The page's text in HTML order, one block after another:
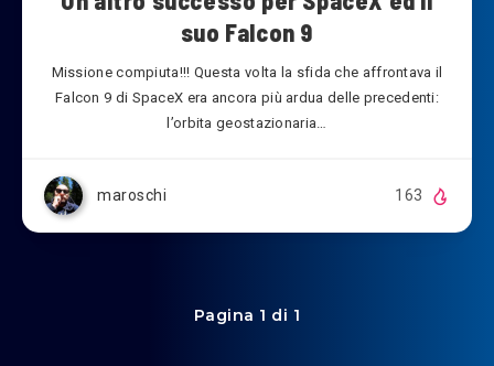
suo Falcon 9
Missione compiuta!!! Questa volta la sfida che affrontava il
Falcon 9 di SpaceX era ancora più ardua delle precedenti:
l’orbita geostazionaria…
maroschi 163
Pagina 1 di 1